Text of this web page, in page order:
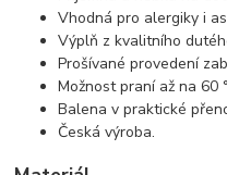
Vhodná pro alergiky i
Výplň z kvalitního
Prošívané provedení
Možnost praní až na 60
Balena v praktické
Česká výroba.